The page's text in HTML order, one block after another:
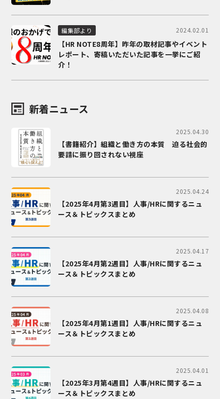
編集部より 2024.02.01
【HR NOTE8周年】昨年の取材記事やイベント
レポート、寄稿いただいた記事を一挙にご紹
介！
新着ニュース
2025.04.30
【書籍紹介】組織と働き方の本質 迫る社会的
要請に振り回されない視座
2025.04.24
【2025年4月第3週目】人事/HRに関するニュ
ース＆トピックスまとめ
2025.04.17
【2025年4月第2週目】人事/HRに関するニュ
ース＆トピックスまとめ
2025.04.08
【2025年4月第1週目】人事/HRに関するニュ
ース＆トピックスまとめ
2025.04.01
【2025年3月第4週目】人事/HRに関するニュ
ース＆トピックスまとめ